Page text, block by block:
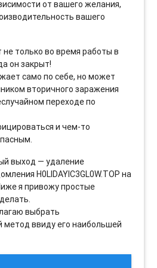
от вашего желания,
вашего
не только во время работы в
он закрыт!
само по себе, но может
вторичного заражения
переходе по
и чем-то
выход — удаление
H0LIDAYIC3GL0W.TOP на
я привожу простые
выбрать
ввиду его наибольшей